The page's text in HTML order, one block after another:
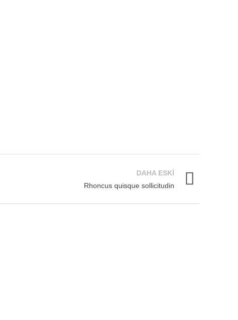
DAHA ESKI
Rhoncus quisque sollicitudin